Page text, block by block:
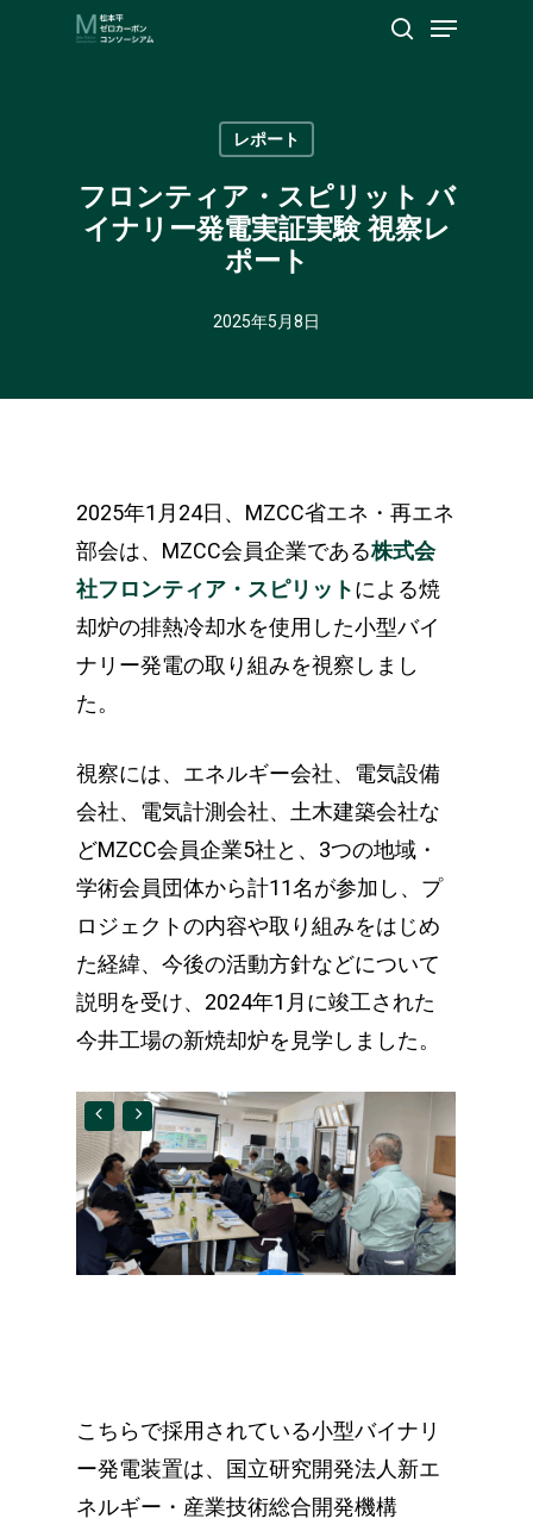
Menu
レポート
フロンティア・スピリット バ
イナリー発電実証実験 視察レ
ポート
2025年5月8日
2025年1月24日、MZCC省エネ・再エネ
部会は、MZCC会員企業である株式会
社フロンティア・スピリットによる焼
却炉の排熱冷却水を使用した小型バイ
ナリー発電の取り組みを視察しまし
た。
視察には、エネルギー会社、電気設備
会社、電気計測会社、土木建築会社な
どMZCC会員企業5社と、3つの地域・
学術会員団体から計11名が参加し、プ
ロジェクトの内容や取り組みをはじめ
た経緯、今後の活動方針などについて
説明を受け、2024年1月に竣工された
今井工場の新焼却炉を見学しました。
こちらで採用されている小型バイナリ
ー発電装置は、国立研究開発法人新エ
ネルギー・産業技術総合開発機構